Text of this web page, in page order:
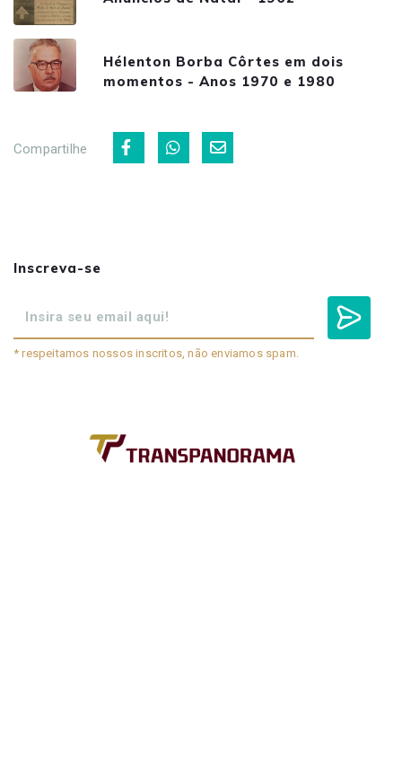
Hélenton Borba Côrtes em dois
momentos - Anos 1970 e 1980
Compartilhe
Inscreva-se
* respeitamos nossos inscritos, não enviamos spam.